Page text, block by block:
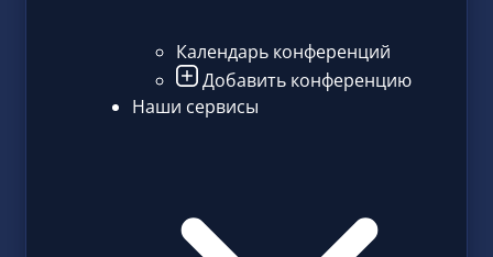
Календарь конференций
Добавить конференцию
Наши сервисы